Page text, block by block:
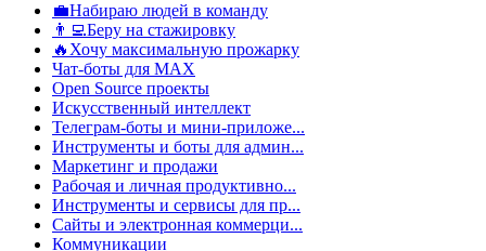
💼Набираю людей в команду
👨‍💻Беру на стажировку
🔥Хочу максимальную прожарку
Чат-боты для MAX
Open Source проекты
Искусственный интеллект
Телеграм-боты и мини-приложе...
Инструменты и боты для админ...
Маркетинг и продажи
Рабочая и личная продуктивно...
Инструменты и сервисы для пр...
Сайты и электронная коммерци...
Коммуникации